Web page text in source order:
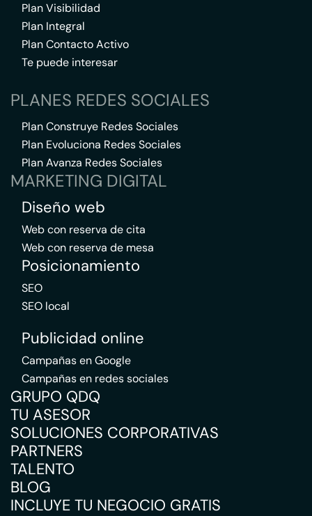
Plan Visibilidad
Plan Integral
Plan Contacto Activo
Te puede interesar
PLANES REDES SOCIALES
Plan Construye Redes Sociales
Plan Evoluciona Redes Sociales
Plan Avanza Redes Sociales
MARKETING DIGITAL
Diseño web
Web con reserva de cita
Web con reserva de mesa
Posicionamiento
SEO
SEO local
Publicidad online
Campañas en Google
Campañas en redes sociales
GRUPO QDQ
TU ASESOR
SOLUCIONES CORPORATIVAS
PARTNERS
TALENTO
BLOG
INCLUYE TU NEGOCIO GRATIS